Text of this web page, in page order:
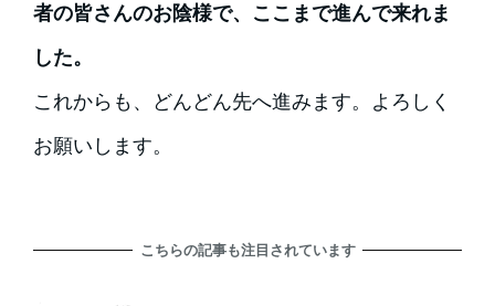
者の皆さんのお陰様で、ここまで進んで来れま
した。
これからも、どんどん先へ進みます。よろしく
お願いします。
こちらの記事も注目されています